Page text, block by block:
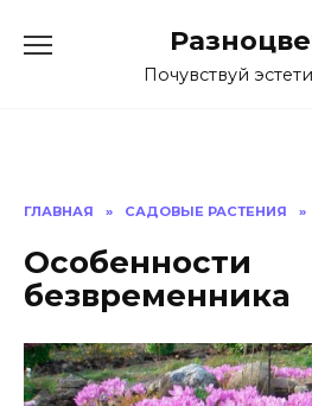
Почувствуй
ГЛАВНАЯ » САДОВЫЕ РАСТЕНИЯ »
Особенности
безвременника